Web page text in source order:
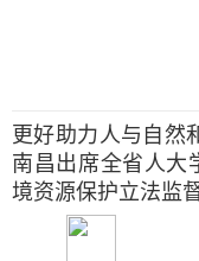
更好助力人与自然
南昌出席全省人大
境资源保护立法监